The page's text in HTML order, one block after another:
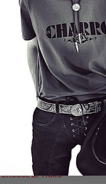
CHOOSE OPTIONS
CHOOSE OPTIONS
CHOOSE OPTIONS